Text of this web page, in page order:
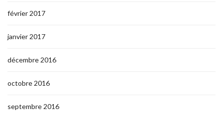
février 2017
janvier 2017
décembre 2016
octobre 2016
septembre 2016